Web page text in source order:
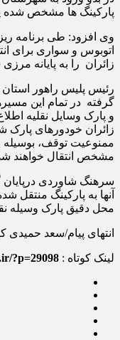
پارکینگ ها مشخص شده
وی افزود: طی برنامه
اتوبوس و سواری برای
زائران را به پایانه
رئیس پلیس راهور
گرفته در تمام این
و پارک وسایل نقلیه
زائران خودورهای
ممنوعیت توقف، بوسیله
مشخص انتقال خواهند
سرهنگ شاوردی درپایان
محل دقیق پارک وسیله
انتهای پیام/سعد حمیدی
لینک کوتاه : ?p=29098